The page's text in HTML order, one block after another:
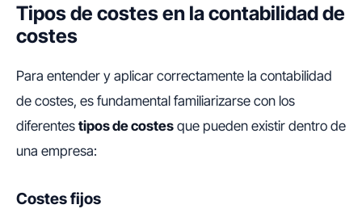
Tipos de costes en la contabilidad de
costes
Para entender y aplicar correctamente la contabilidad
de costes, es fundamental familiarizarse con los
diferentes tipos de costes que pueden existir dentro de
una empresa:
Costes fijos